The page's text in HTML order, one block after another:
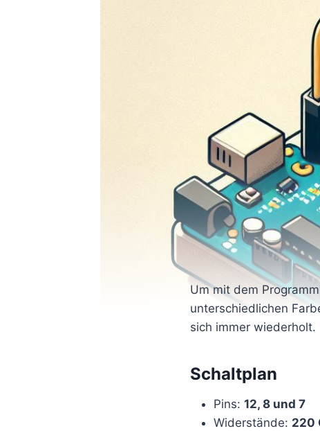
Um mit dem
unterschiedlichen
sich immer wiederholt.
Schaltplan
Pins: 12, 8 und 7
Widerstände: 220